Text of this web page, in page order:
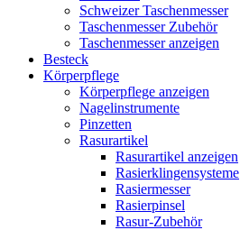
Schweizer Taschenmesser
Taschenmesser Zubehör
Taschenmesser anzeigen
Besteck
Körperpflege
Körperpflege anzeigen
Nagelinstrumente
Pinzetten
Rasurartikel
Rasurartikel anzeigen
Rasierklingensysteme
Rasiermesser
Rasierpinsel
Rasur-Zubehör